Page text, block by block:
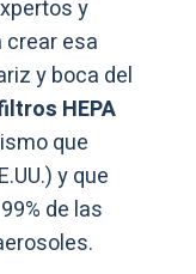
y
crear esa
y boca del
HEPA
que
y que
de las